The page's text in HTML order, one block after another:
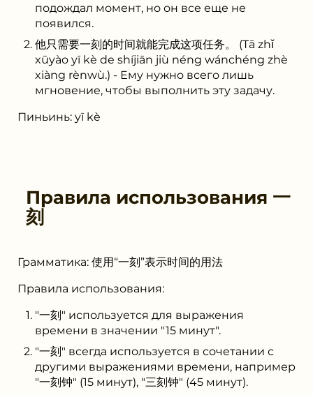
подождал момент, но он все еще не
появился.
他只需要⼀刻的时间就能完成这项任务。 (Tā zhǐ
xūyào yī kè de shíjiān jiù néng wánchéng zhè
xiàng rènwù.) - Ему нужно всего лишь
мгновение, чтобы выполнить эту задачу.
Пиньинь: yī kè
Правила использования ⼀
刻
Грамматика: 使用“⼀刻”表示时间的用法
Правила использования:
"⼀刻" используется для выражения
времени в значении "15 минут".
"⼀刻" всегда используется в сочетании с
другими выражениями времени, например
"⼀刻钟" (15 минут), "三刻钟" (45 минут).